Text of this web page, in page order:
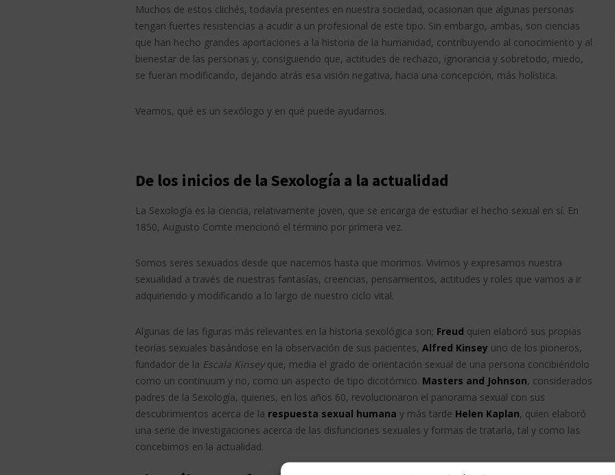
Muchos de estos clichés, todavía presentes en nuestra sociedad, ocasionan que algunas personas
tengan fuertes resistencias a acudir a un profesional de este tipo. Sin embargo, ambas, son ciencias
que han hecho grandes aportaciones a la historia de la humanidad, contribuyendo al conocimiento y al
bienestar de las personas y, consiguiendo que, actitudes de rechazo, ignorancia y sobretodo, miedo,
se fueran modificando, dejando atrás esa visión negativa, hacia una concepción, más holística.
Veamos, qué es un sexólogo y en qué puede ayudarnos.
De los inicios de la Sexología a la actualidad
La Sexología es la ciencia, relativamente joven, que se encarga de estudiar el hecho sexual en sí. En
1850, Augusto Comte mencionó el término por primera vez.
Somos seres sexuados desde que nacemos hasta que morimos. Vivimos y expresamos nuestra
sexualidad a través de nuestras fantasías, creencias, pensamientos, actitudes y roles que vamos a ir
adquiriendo y modificando a lo largo de nuestro ciclo vital.
Algunas de las figuras más relevantes en la historia sexológica son; Freud quien elaboró sus propias
teorías sexuales basándose en la observación de sus pacientes, Alfred Kinsey uno de los pioneros,
fundador de la Escala Kinseyque, media el grado de orientación sexual de una persona concibiéndolo
como un continuum y no, como un aspecto de tipo dicotómico. Masters and Johnson, considerados
padres de la Sexología, quienes, en los años 60, revolucionaron el panorama sexual con sus
descubrimientos acerca de la respuesta sexual humana y más tarde Helen Kaplan, quien elaboró
una serie de investigaciones acerca de las disfunciones sexuales y formas de tratarla, tal y como las
concebimos en la actualidad.